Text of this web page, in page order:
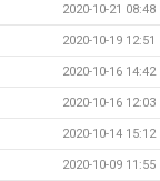
2020-10-21 08:48
2020-10-19 12:51
2020-10-16 14:42
2020-10-16 12:03
2020-10-14 15:12
2020-10-09 11:55